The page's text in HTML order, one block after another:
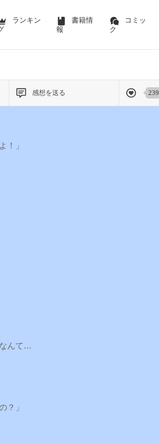
ランキン
書籍情
報
コミッ
ク
感想を送る 239
！」
んて…
？」